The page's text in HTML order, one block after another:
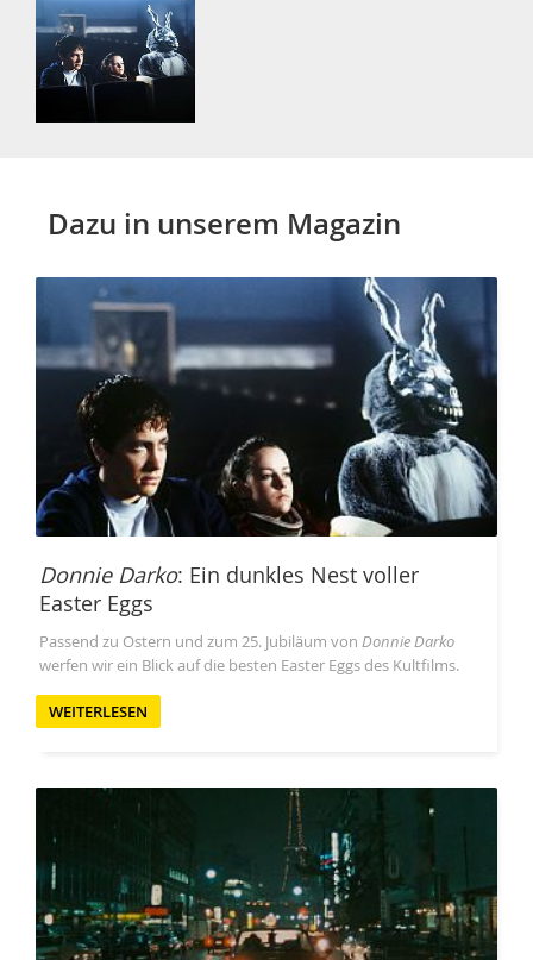
Dazu in unserem Magazin
Donnie Darko: Ein dunkles Nest voller
Easter Eggs
Passend zu Ostern und zum 25. Jubiläum von Donnie Darko
werfen wir ein Blick auf die besten Easter Eggs des Kultfilms.
WEITERLESEN